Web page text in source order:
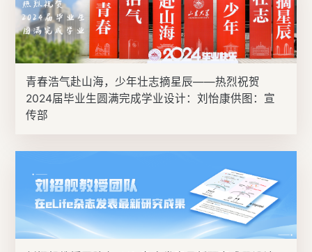
青春浩气赴山海，少年壮志摘星辰——热烈祝贺
2024届毕业生圆满完成学业设计：刘怡康供图：宣
传部